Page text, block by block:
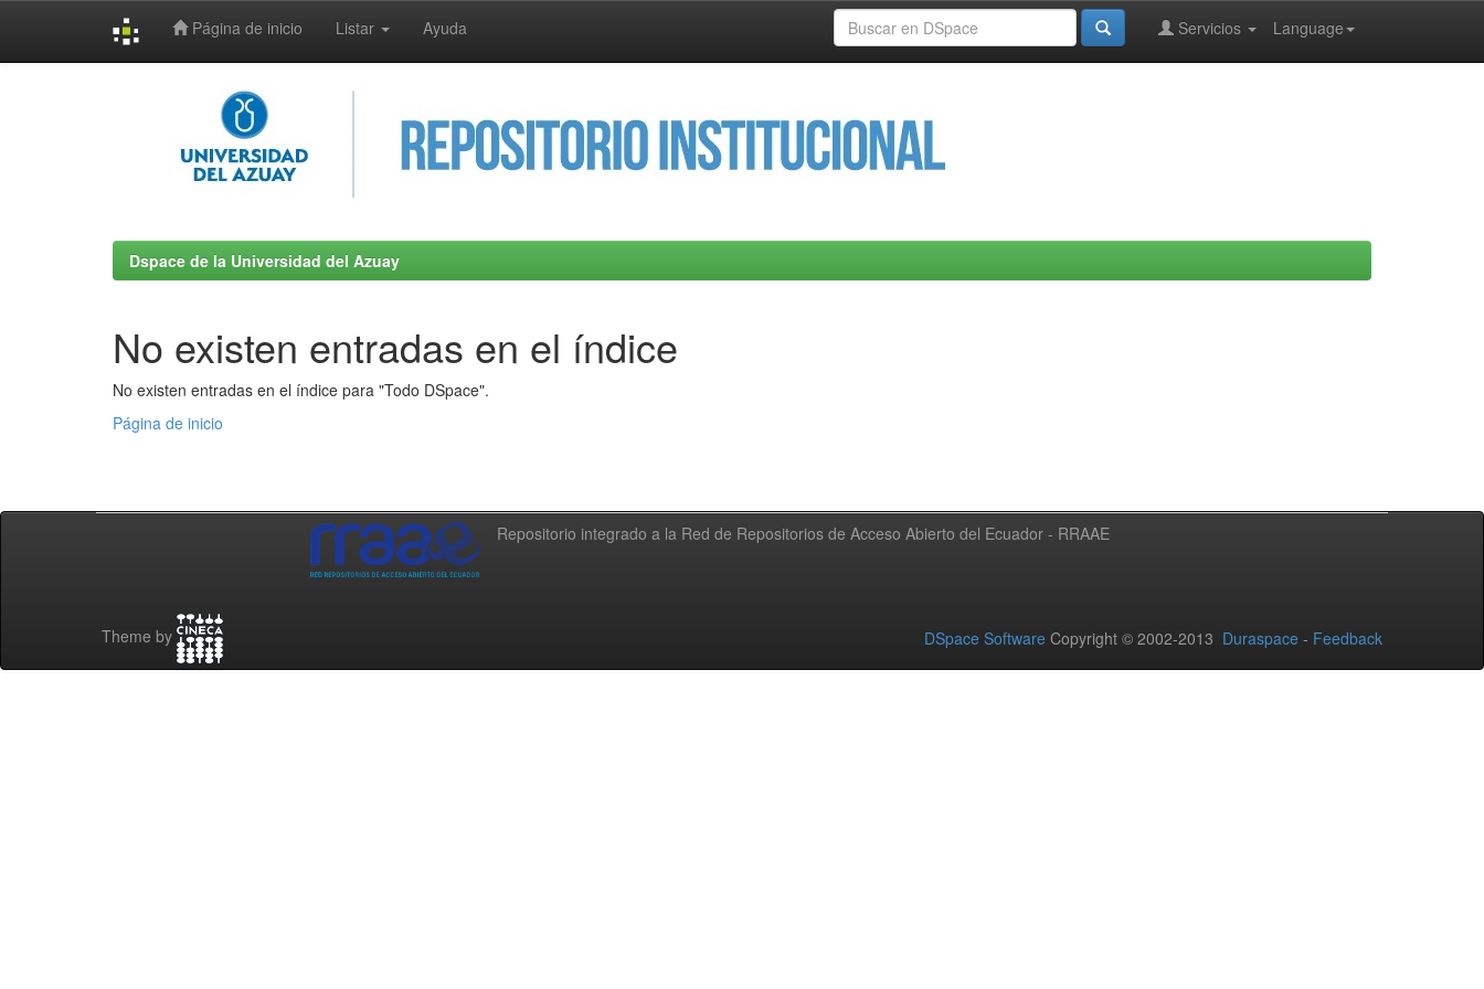
Página de inicio Listar Ayuda Language
Servicios
Dspace de la Universidad del Azuay
No existen entradas en el índice
No existen entradas en el índice para "Todo DSpace".
Página de inicio
Repositorio integrado a la Red de Repositorios de Acceso Abierto del Ecuador - RRAAE
Theme by DSpace Software Copyright © 2002-2013 Duraspace - Feedback